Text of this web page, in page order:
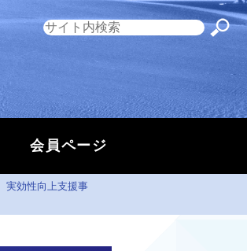
会員ページ
実効性向上支援事